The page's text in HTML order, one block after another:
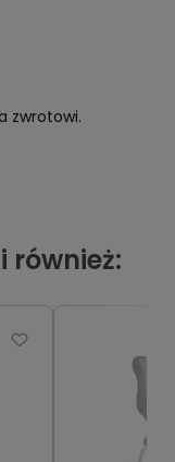
zwrotowi.
również: